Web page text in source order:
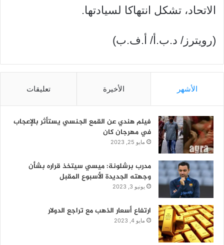
الاتحاد، تشكل انتهاكا لسيادتها.
(رويترز/ د.ب.أ/ أ.ف.ب)
الأشهر الأخيرة تعليقات
فيلم هندي عن القمع الجنسي يستأثر بالإعجاب
في مهرجان كان
مايو 25, 2023
مدرب برشلونة: ميسي سيتخذ قراره بشأن
وجهته الجديدة الأسبوع المقبل
يونيو 3, 2023
ارتفاع أسعار الذهب مع تراجع الدولار
مايو 4, 2023